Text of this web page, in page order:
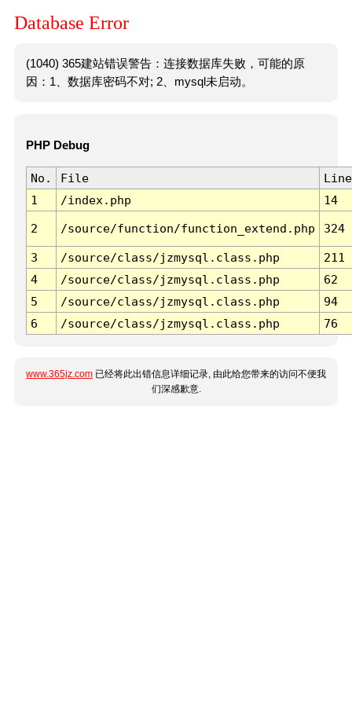
Database Error
(1040) 365建站错误警告：连接数据库失败，可能的原
因：1、数据库密码不对; 2、mysql未启动。
PHP Debug
No. File
Line
1
/index.php 14
2 /source/function/function_extend.php 324
3 /source/class/jzmysql.class.php
211
4
/source/class/jzmysql.class.php
62
5
/source/class/jzmysql.class.php
94
6
/source/class/jzmysql.class.php 76
www.365jz.com 已经将此出错信息详细记录, 由此给您带来的访问不便我
们深感歉意.